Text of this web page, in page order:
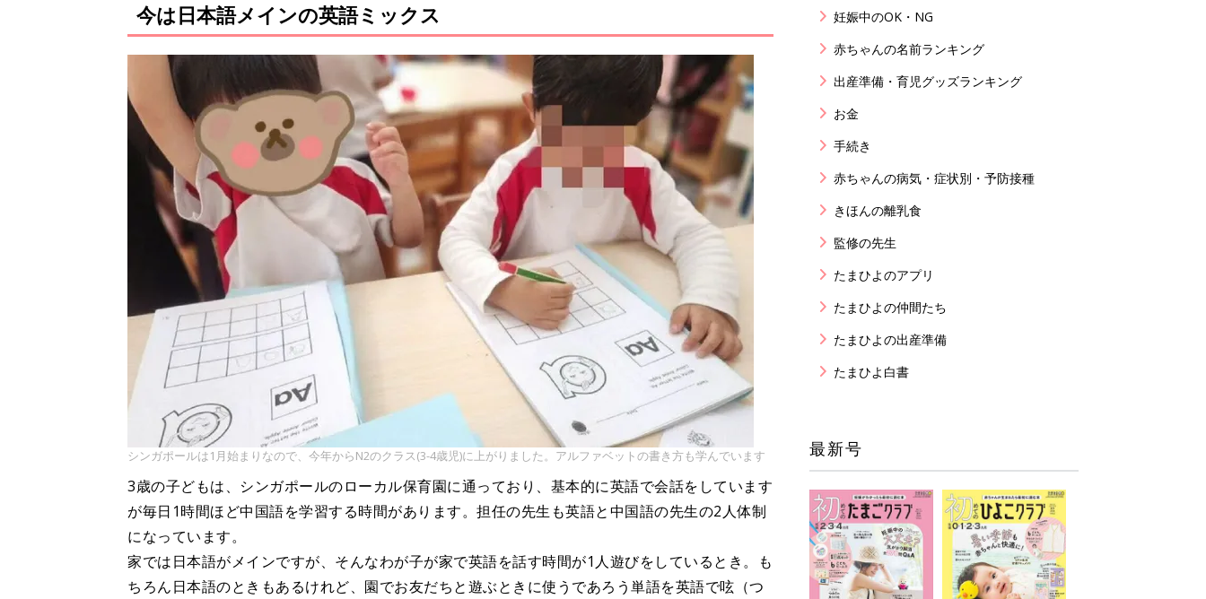
u
今は日本語メインの英語ミックス
シンガポールは1月始まりなので、今年からN2のクラス(3-4歳児)に上がりました。アルファベットの書き方も学んでいます
3歳の子どもは、シンガポールのローカル保育園に通っており、基本的に英語で会話をしています
が毎日1時間ほど中国語を学習する時間があります。担任の先生も英語と中国語の先生の2人体制
になっています。
家では日本語がメインですが、そんなわが子が家で英語を話す時間が1人遊びをしているとき。も
ちろん日本語のときもあるけれど、園でお友だちと遊ぶときに使うであろう単語を英語で呟（つ
妊娠中のOK・NG
赤ちゃんの名前ランキング
出産準備・育児グッズランキング
お金
手続き
赤ちゃんの病気・症状別・予防接種
きほんの離乳食
監修の先生
たまひよのアプリ
たまひよの仲間たち
たまひよの出産準備
たまひよ白書
最新号